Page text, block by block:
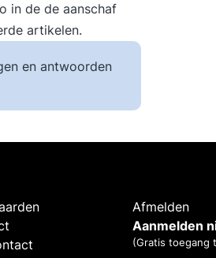
in de de aanschaf
artikelen.
en antwoorden
Afmelden
Aanmelden
(Gratis toegang